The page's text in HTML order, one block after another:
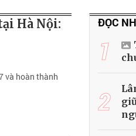
Hà Nội:
và hoàn thành
ĐỌC
1
2